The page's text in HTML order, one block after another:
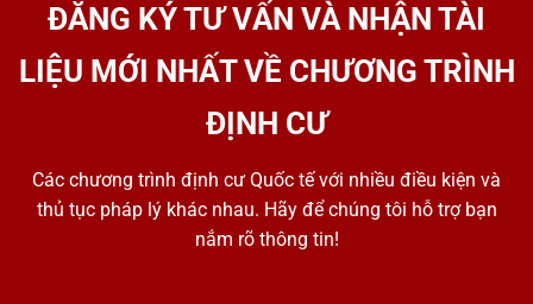
ĐĂNG KÝ TƯ VẤN VÀ NHẬN TÀI
LIỆU MỚI NHẤT VỀ CHƯƠNG TRÌNH
ĐỊNH CƯ
Các chương trình định cư Quốc tế với nhiều điều kiện và
thủ tục pháp lý khác nhau. Hãy để chúng tôi hỗ trợ bạn
nắm rõ thông tin!